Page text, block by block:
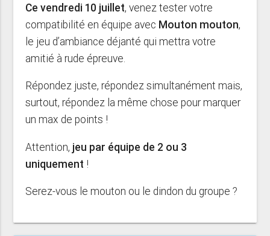
Ce vendredi 10 juillet, venez tester votre
compatibilité en équipe avec Mouton mouton,
le jeu d’ambiance déjanté qui mettra votre
amitié à rude épreuve.
Répondez juste, répondez simultanément mais,
surtout, répondez la même chose pour marquer
un max de points !
Attention, jeu par équipe de 2 ou 3
uniquement !
Serez-vous le mouton ou le dindon du groupe ?